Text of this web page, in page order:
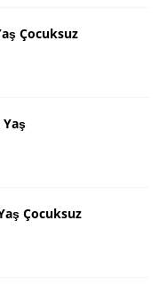
Çocuksuz
Yaş
Çocuksuz